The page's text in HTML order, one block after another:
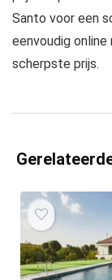
Santo voor een
eenvoudig
scherpste prijs.